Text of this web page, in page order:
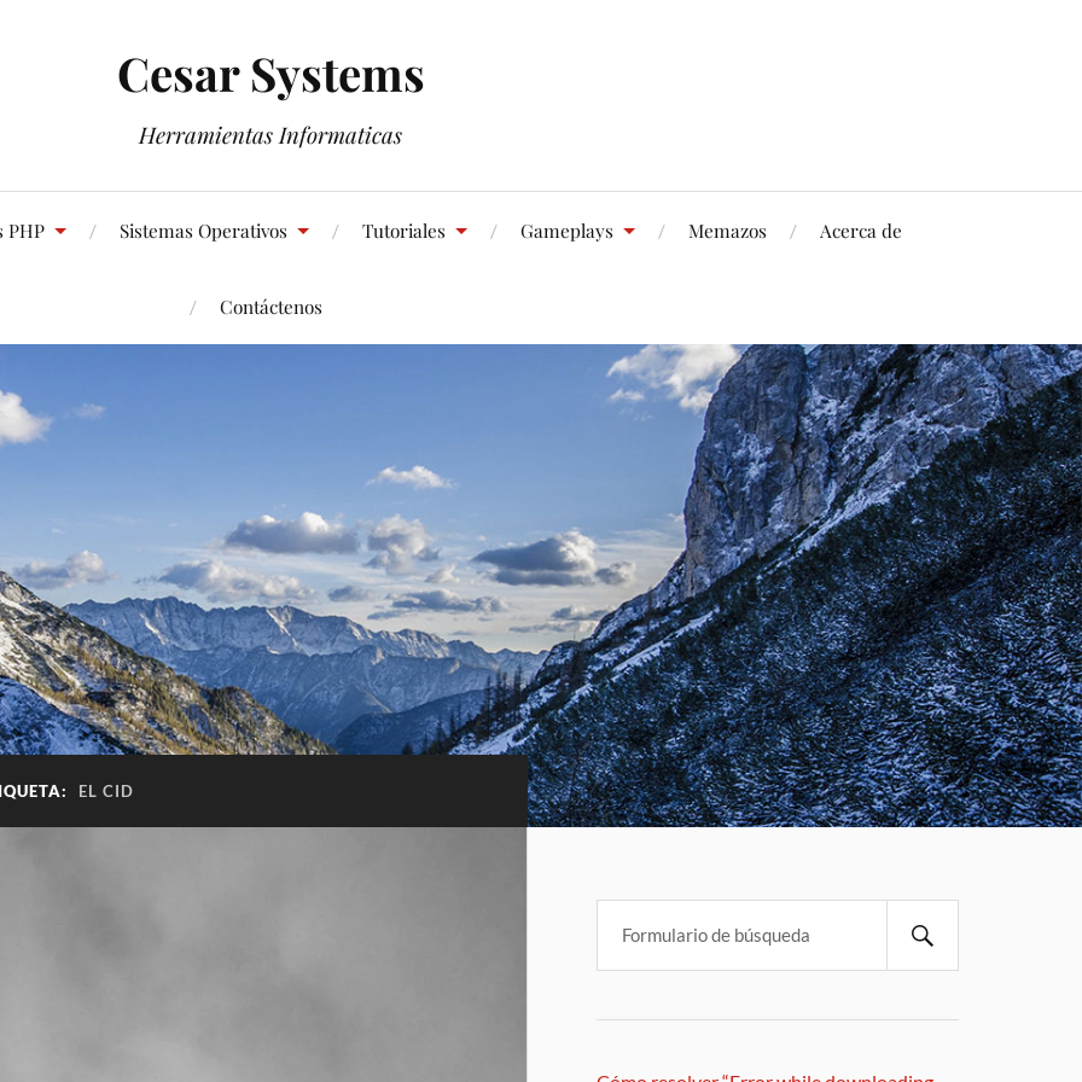
Cesar Systems
Herramientas Informaticas
PHP Sistemas Operativos Tutoriales Gameplays Memazos Acerca de
Contáctenos
EL CID